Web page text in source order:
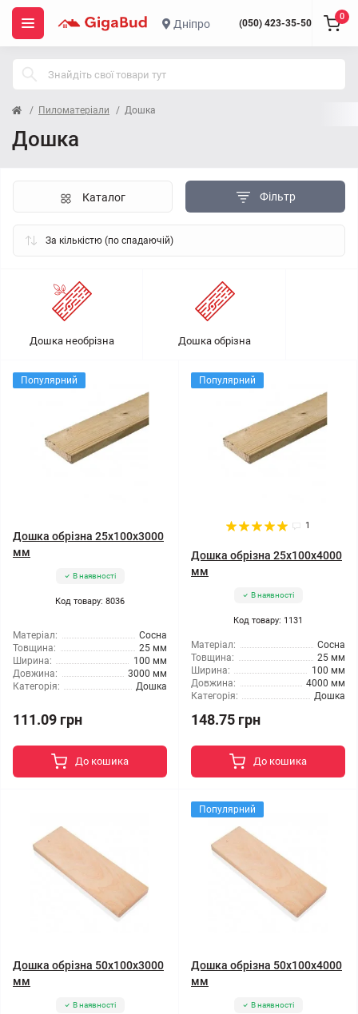
Дніпро (050) 423-35-50
0
Пиломатеріали Дошка
Дошка
Фільтр
Каталог
Дошка необрізна Дошка обрізна
Популярний
Дошка обрізна 25x100x3000
мм
В наявності
Код товару: 8036
Матеріал:
Сосна
Товщина:
25 мм
Ширина:
100 мм
Довжина:
3000 мм
Категорія:
Дошка
111.09 грн
До кошика
Популярний
1
Дошка обрізна 25x100x4000
мм
В наявності
Код товару: 1131
Матеріал:
Сосна
Товщина:
25 мм
Ширина:
100 мм
Довжина:
4000 мм
Категорія:
Дошка
148.75 грн
До кошика
Дошка обрізна 50x100x3000
мм
В наявності
Популярний
Дошка обрізна 50x100x4000
мм
В наявності